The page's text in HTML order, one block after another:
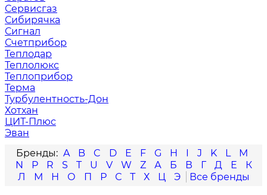
Сервисгаз
Сибирячка
Сигнал
Счетприбор
Теплодар
Теплолюкс
Теплоприбор
Терма
Турбулентность-Дон
Хотхан
ЦИТ-Плюс
Эван
A
B C D E F G H I J K L
M
N
P R S T U V W Z А Б В Г Д Е
К
Л
М Н О П Р С Т Х Ц Э